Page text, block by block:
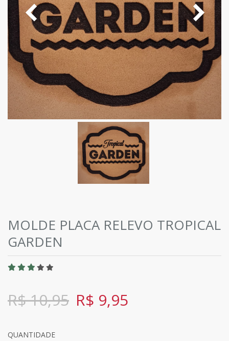
MOLDE PLACA RELEVO TROPICAL
GARDEN
R$ 10,95 R$ 9,95
QUANTIDADE